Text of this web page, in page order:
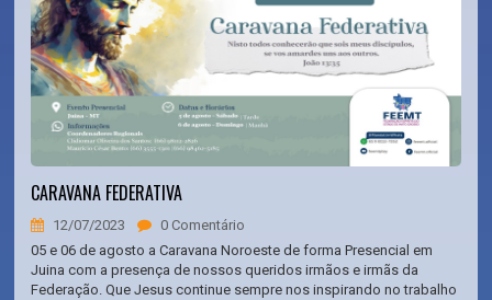
CARAVANA FEDERATIVA
12/07/2023
0 Comentário
05 e 06 de agosto a Caravana Noroeste de forma Presencial em
Juina com a presença de nossos queridos irmãos e irmãs da
Federação. Que Jesus continue sempre nos inspirando no trabalho